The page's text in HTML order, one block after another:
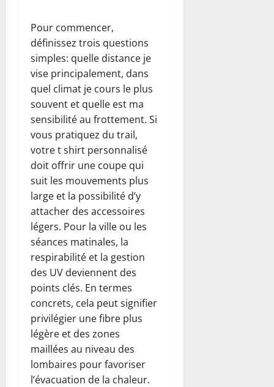
Pour commencer,
définissez trois questions
simples: quelle distance je
vise principalement, dans
quel climat je cours le plus
souvent et quelle est ma
sensibilité au frottement. Si
vous pratiquez du trail,
votre t shirt personnalisé
doit offrir une coupe qui
suit les mouvements plus
large et la possibilité d’y
attacher des accessoires
légers. Pour la ville ou les
séances matinales, la
respirabilité et la gestion
des UV deviennent des
points clés. En termes
concrets, cela peut signifier
privilégier une fibre plus
légère et des zones
maillées au niveau des
lombaires pour favoriser
l’évacuation de la chaleur.